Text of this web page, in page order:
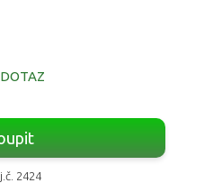
2424